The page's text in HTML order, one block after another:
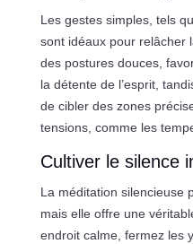
Les gestes simples, tels
sont idéaux pour relâcher
des postures douces,
la détente de l’esprit,
de cibler des zones
tensions, comme les
Cultiver le silence
La méditation silencieuse
mais elle offre une
endroit calme, fermez les